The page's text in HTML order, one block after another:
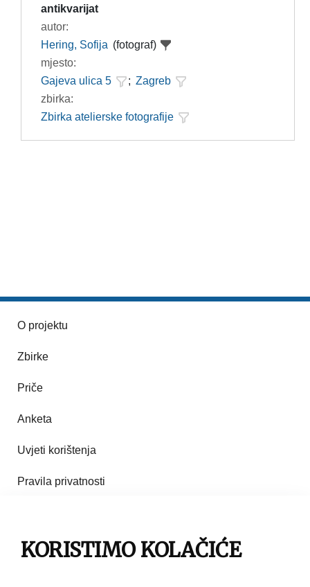
antikvarijat
autor:
Hering, Sofija (fotograf)
mjesto:
Gajeva ulica 5
; Zagreb
zbirka:
Zbirka atelierske fotografije
O projektu
Zbirke
Priče
Anketa
Uvjeti korištenja
Pravila privatnosti
Pravila korištenja
KORISTIMO KOLAČIĆE